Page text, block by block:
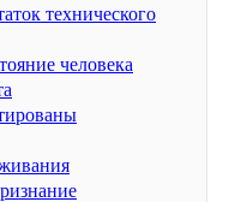
технического
человека